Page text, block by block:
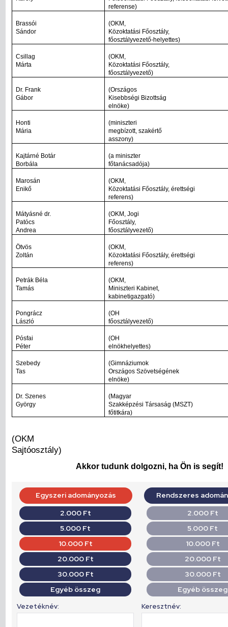
referense)
Brassói
Sándor
(OKM,
Közoktatási Főosztály,
főosztályvezető-helyettes)
Csillag
Márta
(OKM,
Közoktatási Főosztály,
főosztályvezető)
Dr. Frank
Gábor
(Országos
Kisebbségi Bizottság
elnöke)
Honti
Mária
(miniszteri
megbízott, szakértő
asszony)
Kajtárné Botár
Borbála
(a miniszter
főtanácsadója)
Marosán
Enikő
(OKM,
Közoktatási Főosztály, érettségi
referens)
Mátyásné dr.
Patócs
Andrea
(OKM, Jogi
Főosztály,
főosztályvezető)
Ötvös
Zoltán
(OKM,
Közoktatási Főosztály, érettségi
referens)
Petrák Béla
Tamás
(OKM,
Miniszteri Kabinet,
kabinetigazgató)
Pongrácz
László
(OH
főosztályvezető)
Pósfai
Péter
(OH
elnökhelyettes)
Szebedy
Tas
(Gimnáziumok
Országos Szövetségének
elnöke)
Dr. Szenes
György
(Magyar
Szakképzési Társaság (MSZT)
főtitkára)
(OKM
Sajtóosztály)
Akkor tudunk dolgozni, ha Ön is segít!